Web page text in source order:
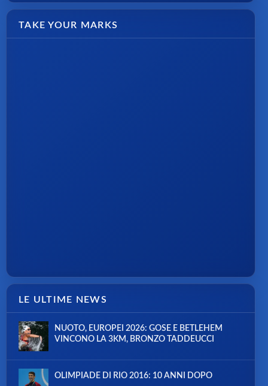
TAKE YOUR MARKS
LE ULTIME NEWS
NUOTO, EUROPEI 2026: GOSE E BETLEHEM
VINCONO LA 3KM, BRONZO TADDEUCCI
OLIMPIADE DI RIO 2016: 10 ANNI DOPO